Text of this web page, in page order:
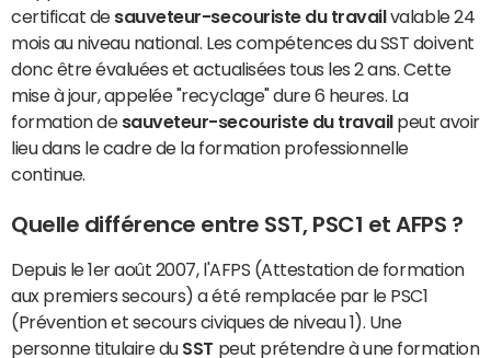
certificat de sauveteur-secouriste du travail valable 24
mois au niveau national. Les compétences du SST doivent
donc être évaluées et actualisées tous les 2 ans. Cette
mise à jour, appelée "recyclage" dure 6 heures. La
formation de sauveteur-secouriste du travail peut avoir
lieu dans le cadre de la formation professionnelle
continue.
Quelle différence entre SST, PSC1 et AFPS ?
Depuis le 1er août 2007, l'AFPS (Attestation de formation
aux premiers secours) a été remplacée par le PSC1
(Prévention et secours civiques de niveau 1). Une
personne titulaire du SST peut prétendre à une formation